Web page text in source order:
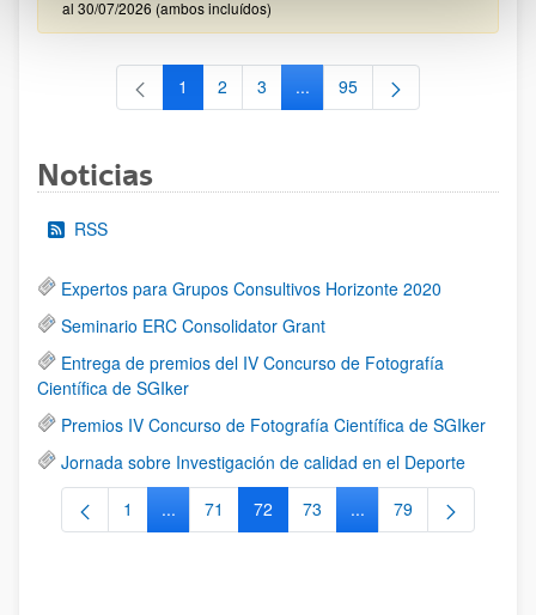
al 30/07/2026 (ambos incluídos)
Página
1 Página
2 Página
3 ...Páginas intermedias Use TAB
Página
95
Noticias
RSS
Expertos para Grupos Consultivos Horizonte 2020
Seminario ERC Consolidator Grant
Entrega de premios del IV Concurso de Fotografía
Científica de SGIker
Premios IV Concurso de Fotografía Científica de SGIker
Jornada sobre Investigación de calidad en el Deporte
Página
1 ...Páginas intermedias Use TAB para desplazarse.
Página
71 Página
72 Página
73 ...Páginas intermedias
Página
79